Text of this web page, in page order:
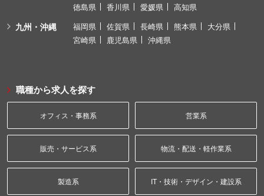
徳島県
香川県 愛媛県 高知県
九州・沖縄 福岡県 佐賀県 長崎県 熊本県
大分県
宮崎県
鹿児島県 沖縄県
職種から求人を探す
オフィス・事務系 営業系
販売・サービス系 物流・配送・軽作業系
製造系 IT・技術・デザイン・建設系